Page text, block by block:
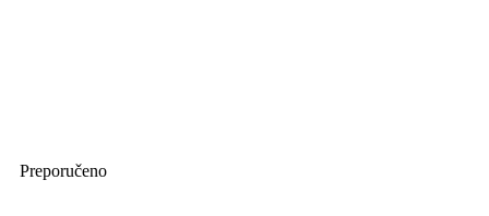
Preporučeno